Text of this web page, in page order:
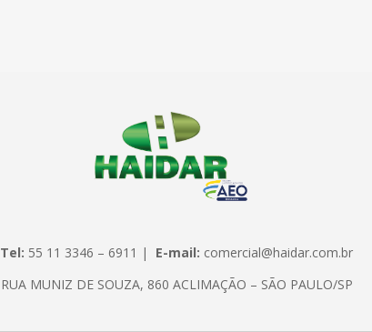
Tel: 55 11 3346 – 6911 | E-mail: comercial@haidar.com.br
RUA MUNIZ DE SOUZA, 860 ACLIMAÇÃO – SÃO PAULO/SP